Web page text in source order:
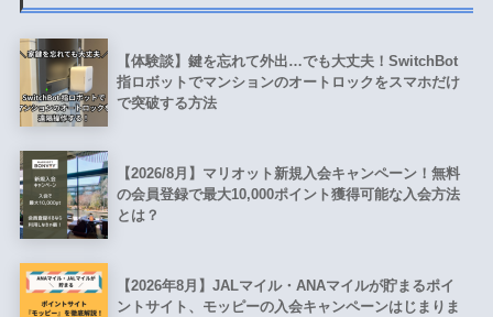
【体験談】鍵を忘れて外出…でも大丈夫！SwitchBot
指ロボットでマンションのオートロックをスマホだけ
で突破する方法
【2026/8月】マリオット新規入会キャンペーン！無料
の会員登録で最大10,000ポイント獲得可能な入会方法
とは？
【2026年8月】JALマイル・ANAマイルが貯まるポイ
ントサイト、モッピーの入会キャンペーンはじまりま